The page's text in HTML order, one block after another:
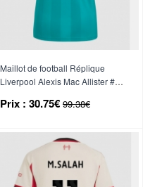
Maillot de football Réplique
Liverpool Alexis Mac Allister #10
Manche Courte
Prix : 30.75€ 99.38€